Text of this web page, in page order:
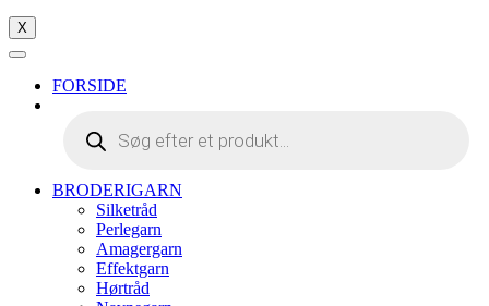
X
FORSIDE
search
BRODERIGARN
Silketråd
Perlegarn
Amagergarn
Effektgarn
Hørtråd